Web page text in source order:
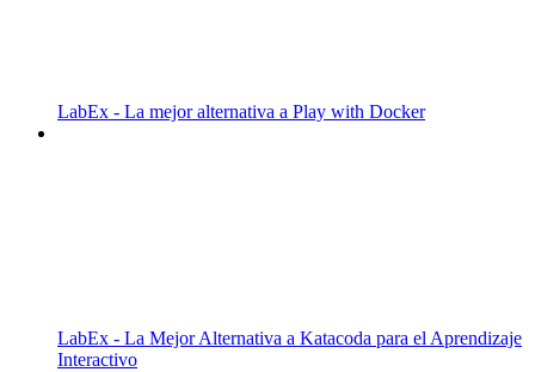
LabEx - La mejor alternativa a Play with Docker
LabEx - La Mejor Alternativa a Katacoda para el Aprendizaje
Interactivo